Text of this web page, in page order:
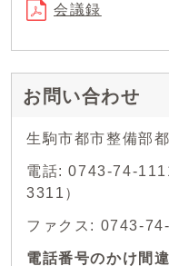
会議録
お問い合わせ
生駒市都市整備部
電話: 0743-74-
3311）
ファクス: 0743-
電話番号のかけ間